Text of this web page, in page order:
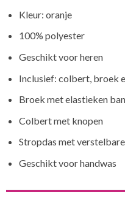
Kleur: oranje
100% polyester
Geschikt voor heren
Inclusief: colbert, broek
Broek met elastieken
Colbert met knopen
Stropdas met
Geschikt voor handwas